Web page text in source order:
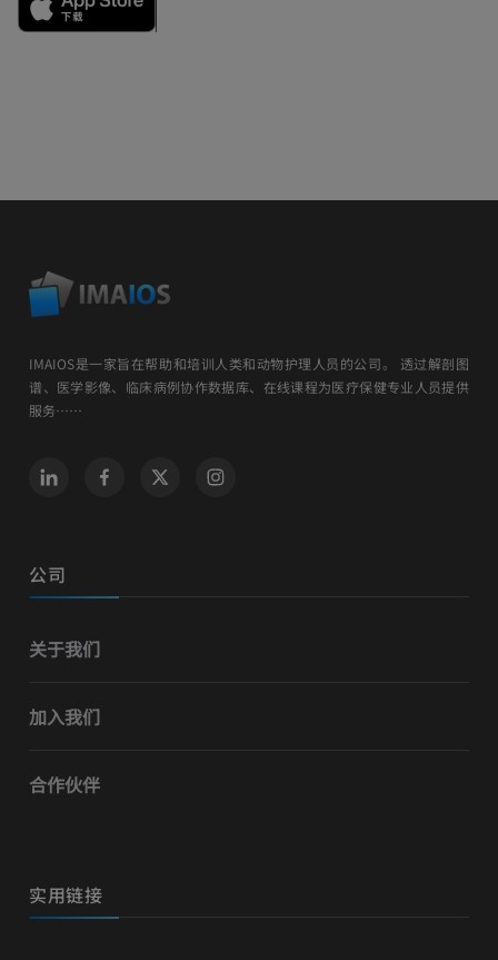
IMAIOS是一家旨在帮助和培训人类和动物护理人员的公司。 透过解剖图
谱、医学影像、临床病例协作数据库、在线课程为医疗保健专业人员提供
服务……
公司
关于我们
加入我们
合作伙伴
实用链接